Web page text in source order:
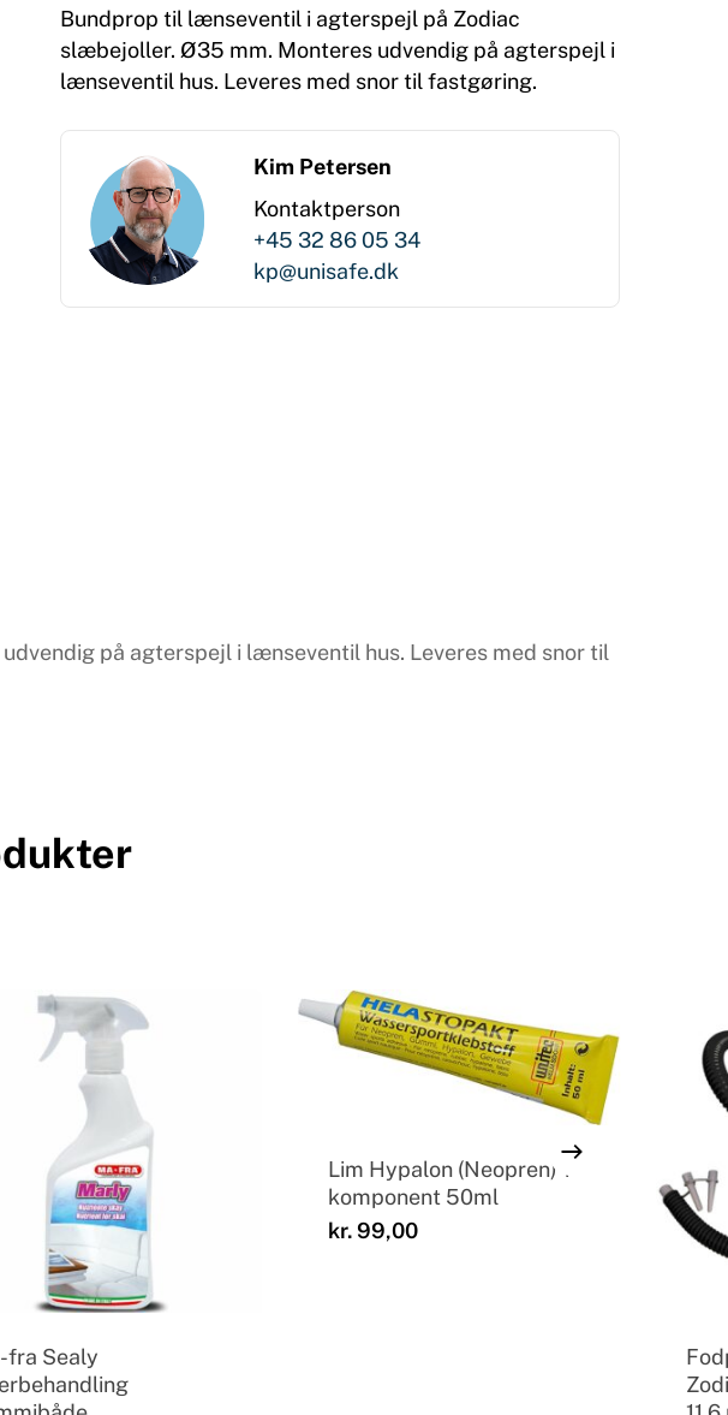
Bundprop til lænseventil i agterspejl på Zodiac
slæbejoller. Ø35 mm. Monteres udvendig på agterspejl i
lænseventil hus. Leveres med snor til fastgøring.
Kim Petersen
Kontaktperson
+45 32 86 05 34
kp@unisafe.dk
på agterspejl i lænseventil hus. Leveres med snor til
fra Sealy
Lim Hypalon (Neopren) 1
komponent 50ml
kr.99,00